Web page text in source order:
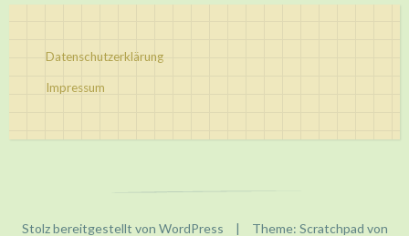
Datenschutzerklärung
Impressum
Stolz bereitgestellt von WordPress | Theme: Scratchpad von